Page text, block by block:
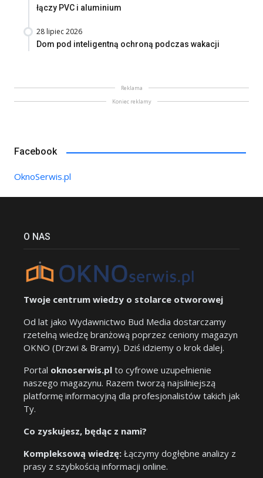
łączy PVC i aluminium
28 lipiec 2026
Dom pod inteligentną ochroną podczas wakacji
Reklama
Koniec reklamy
Facebook
OknoSerwis.pl
O NAS
Twoje centrum wiedzy o stolarce otworowej
Od lat jako Wydawnictwo Bud Media dostarczamy
rzetelną wiedzę branżową poprzez ceniony magazyn
OKNO (Drzwi & Bramy). Dziś idziemy o krok dalej.
Portal oknoserwis.pl to cyfrowe uzupełnienie
naszego magazynu. Razem tworzą najsilniejszą
platformę informacyjną dla profesjonalistów takich jak
Ty.
Co zyskujesz, będąc z nami?
Kompleksową wiedzę: Łączymy dogłębne analizy z
prasy z szybkością informacji online.